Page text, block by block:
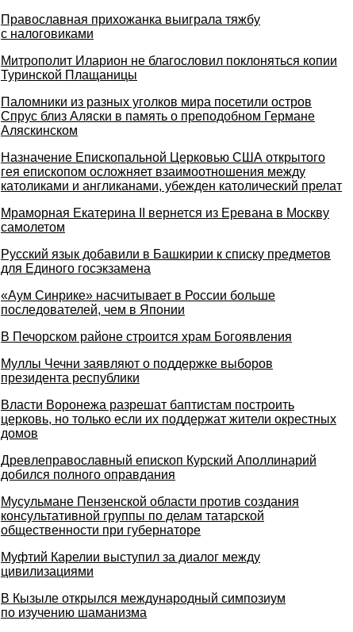
Православная прихожанка выиграла тяжбу
с налоговиками
Митрополит Иларион не благословил поклоняться копии
Туринской Плащаницы
Паломники из разных уголков мира посетили остров
Спрус близ Аляски в память о преподобном Германе
Аляскинском
Назначение Епископальной Церковью США открытого
гея епископом осложняет взаимоотношения между
католиками и англиканами, убежден католический прелат
Мраморная Екатерина II вернется из Еревана в Москву
самолетом
Русский язык добавили в Башкирии к списку предметов
для Единого госэкзамена
«Аум Синрике» насчитывает в России больше
последователей, чем в Японии
В Печорском районе строится храм Богоявления
Муллы Чечни заявляют о поддержке выборов
президента республики
Власти Воронежа разрешат баптистам построить
церковь, но только если их поддержат жители окрестных
домов
Древлеправославный епископ Курский Аполлинарий
добился полного оправдания
Мусульмане Пензенской области против создания
консультативной группы по делам татарской
общественности при губернаторе
Муфтий Карелии выступил за диалог между
цивилизациями
В Кызыле открылся международный симпозиум
по изучению шаманизма